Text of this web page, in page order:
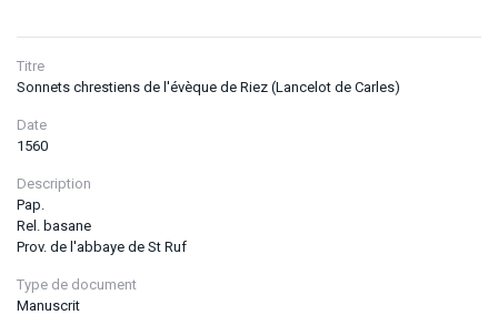
Titre
Sonnets chrestiens de l'évèque de Riez (Lancelot de Carles)
Date
1560
Description
Pap.
Rel. basane
Prov. de l'abbaye de St Ruf
Type de document
Manuscrit